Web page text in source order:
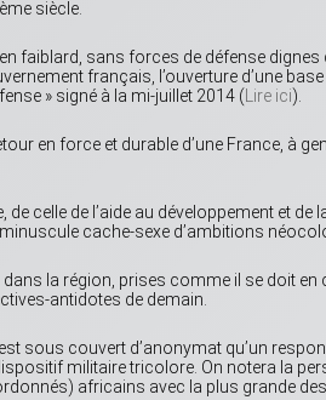
siècle.
faiblard, sans forces de défense dignes
français, l’ouverture d’une
» signé à la mi-juillet 2014 (Lire ici).
en force et durable d’une France, à
celle de l’aide au développement et de
cache-sexe d’ambitions
la région, prises comme il se doit en
antidotes de demain.
sous couvert d’anonymat qu’un
militaire tricolore. On notera la
africains avec la plus grande